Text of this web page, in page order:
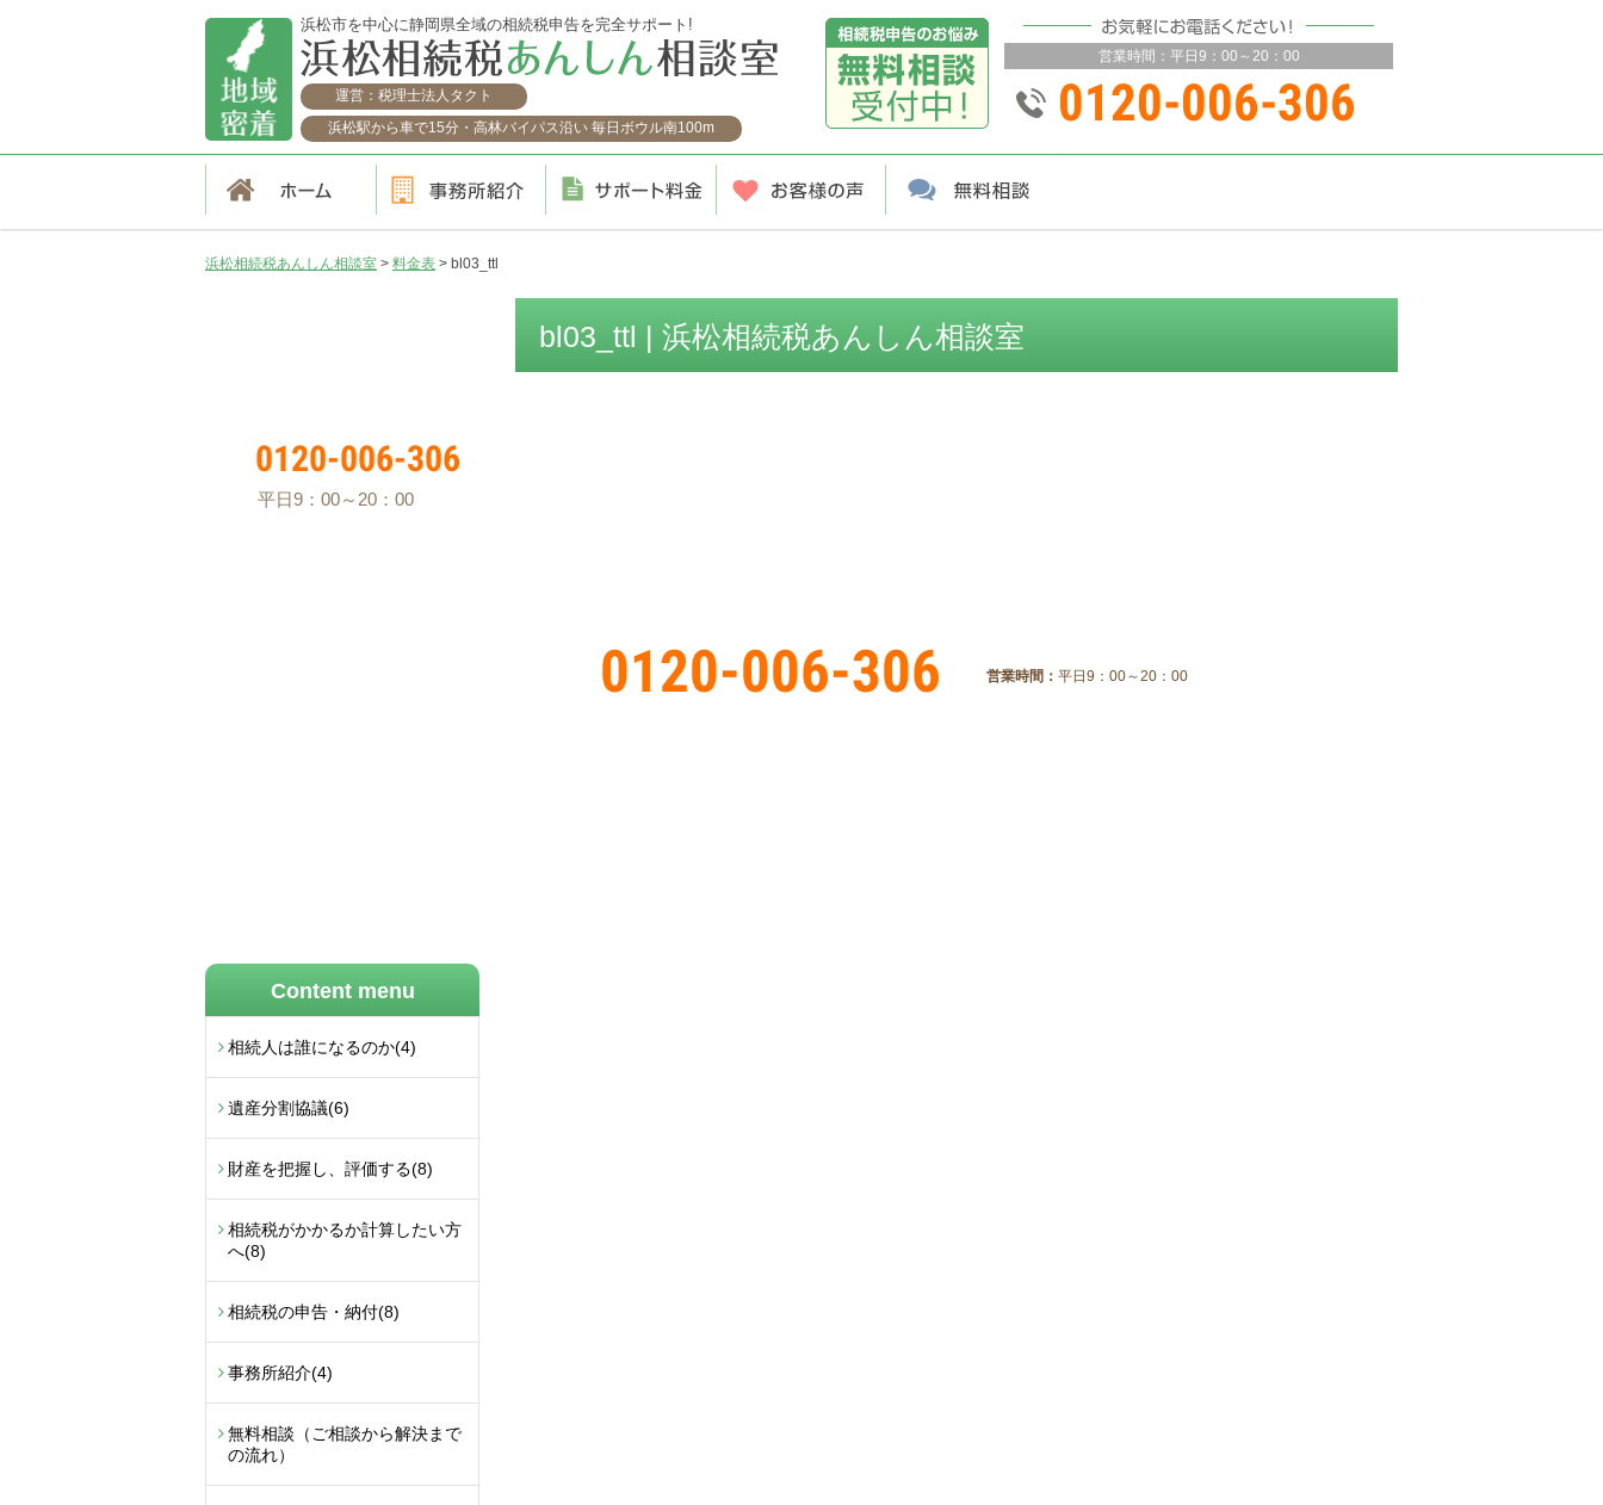
浜松市を中心に静岡県全域の相続税申告を完全サポート!
運営：税理士法人タクト
浜松駅から車で15分・高林バイパス沿い 毎日ボウル南100m
0120-006-306
営業時間： 平日9：00～20：00
浜松相続税あんしん相談室 > 料金表 > bl03_ttl
bl03_ttl | 浜松相続税あんしん相談室
0120-006-306 営業時間： 平日9：00～20：00
0120-006-306
平日9：00～20：00
Content menu
相続人は誰になるのか(4)
遺産分割協議(6)
財産を把握し、評価する(8)
相続税がかかるか計算したい方
へ(8)
相続税の申告・納付(8)
事務所紹介(4)
無料相談（ご相談から解決まで
の流れ）